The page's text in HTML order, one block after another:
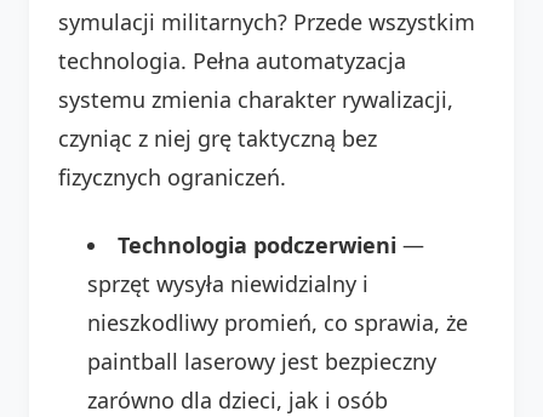
symulacji militarnych? Przede wszystkim
technologia. Pełna automatyzacja
systemu zmienia charakter rywalizacji,
czyniąc z niej grę taktyczną bez
fizycznych ograniczeń.
Technologia podczerwieni —
sprzęt wysyła niewidzialny i
nieszkodliwy promień, co sprawia, że
paintball laserowy jest bezpieczny
zarówno dla dzieci, jak i osób